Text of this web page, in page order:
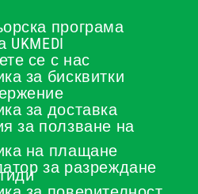
програма
UKMEDI
се с нас
за бисквитки
за доставка
за ползване на
на плащане
за разреждане